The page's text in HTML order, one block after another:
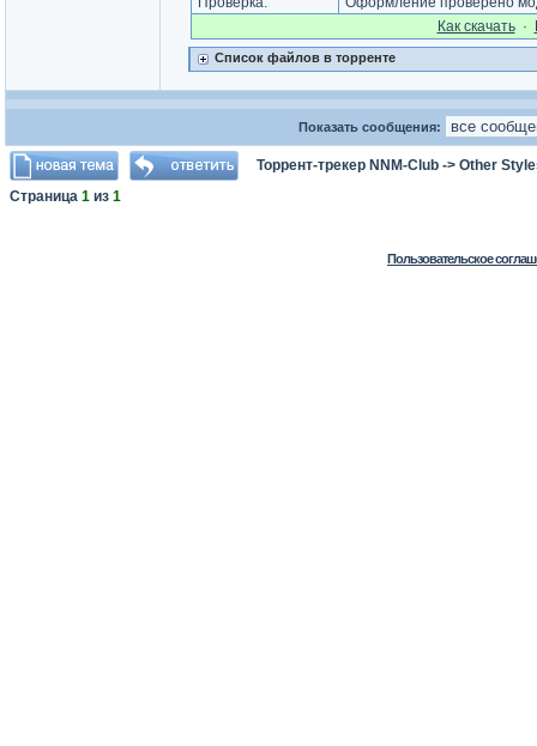
Как cкачать·
Список файлов в торренте
Показать сообщения:
Торрент-трекер NNM-Club -> Other
Страница 1 из 1
Пользовательское